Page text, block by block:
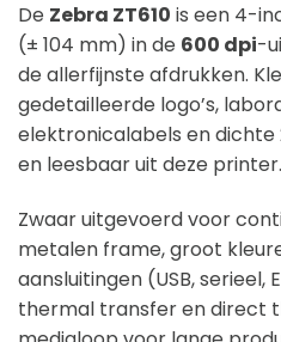
De Zebra ZT610 is een 4-
(± 104 mm) in de 600 dpi-
de allerfijnste afdrukken.
gedetailleerde logo’s,
elektronicalabels en
en leesbaar uit deze printer.
Zwaar uitgevoerd voor
metalen frame, groot
aansluitingen (USB,
thermal transfer en direct